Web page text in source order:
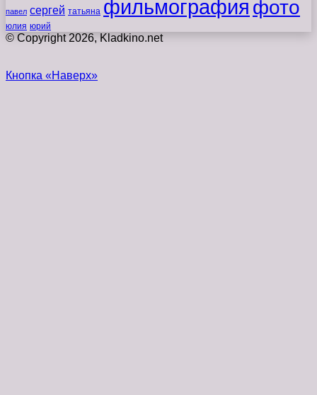
павел сергей татьяна фильмография фото
юлия юрий
© Copyright 2026, Kladkino.net
Кнопка «Наверх»